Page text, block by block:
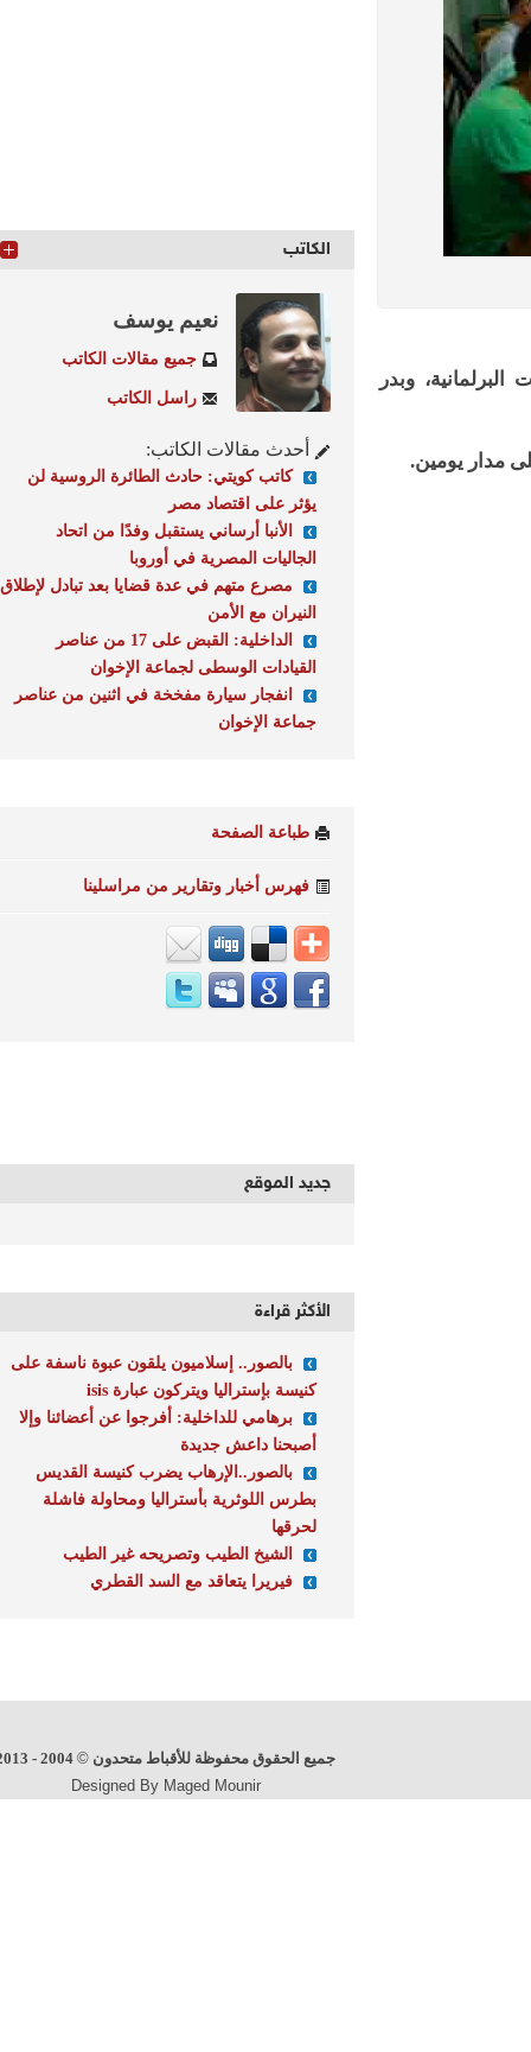
وبدر
مدار يومين.
الكاتب
نعيم يوسف
جميع مقالات الكاتب
راسل الكاتب
أحدث مقالات الكاتب:
كاتب كويتي: حادث الطائرة الروسية لن
يؤثر على اقتصاد مصر
الأنبا أرساني يستقبل وفدًا من اتحاد
الجاليات المصرية في أوروبا
مصرع متهم في عدة قضايا بعد تبادل لإطلاق
النيران مع الأمن
الداخلية: القبض على 17 من عناصر
القيادات الوسطى لجماعة الإخوان
انفجار سيارة مفخخة في اثنين من عناصر
جماعة الإخوان
طباعة الصفحة
فهرس أخبار وتقارير من مراسلينا
جديد الموقع
الأكثر قراءة
بالصور.. إسلاميون يلقون عبوة ناسفة على
كنيسة بإستراليا ويتركون عبارة isis
برهامي للداخلية: أفرجوا عن أعضائنا وإلا
أصبحنا داعش جديدة
بالصور..الإرهاب يضرب كنيسة القديس
بطرس اللوثرية بأستراليا ومحاولة فاشلة
لحرقها
الشيخ الطيب وتصريحه غير الطيب
فيريرا يتعاقد مع السد القطري
جميع الحقوق محفوظة للأقباط متحدون©
2004 - 2013
Designed By Maged Mounir